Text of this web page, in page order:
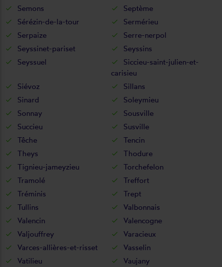
Semons
Septème
Sérézin-de-la-tour
Sermérieu
Serpaize
Serre-nerpol
Seyssinet-pariset
Seyssins
Seyssuel
Siccieu-saint-julien-et-
carisieu
Siévoz
Sillans
Sinard
Soleymieu
Sonnay
Sousville
Succieu
Susville
Têche
Tencin
Theys
Thodure
Tignieu-jameyzieu
Torchefelon
Tramolé
Treffort
Tréminis
Trept
Tullins
Valbonnais
Valencin
Valencogne
Valjouffrey
Varacieux
Varces-allières-et-risset
Vasselin
Vatilieu
Vaujany